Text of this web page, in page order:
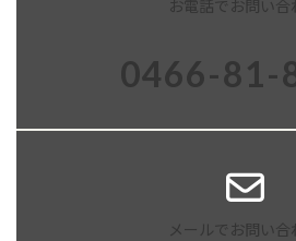
お電話でお問い合
0466-81-
メールでお問い合